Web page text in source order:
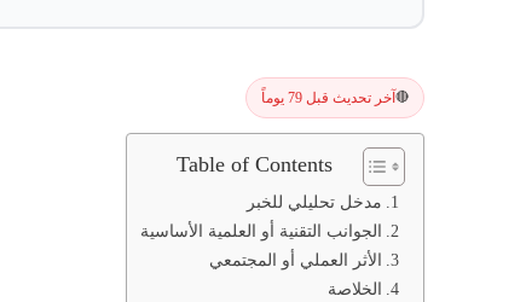
🔴آخر تحديث قبل 79 يوماً
Table of Contents
مدخل تحليلي للخبر
الجوانب التقنية أو العلمية الأساسية
الأثر العملي أو المجتمعي
الخلاصة